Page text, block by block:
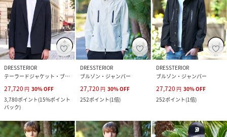
DRESSTERIOR
テーラードジャケット・ブレザー
27,720 円 30%OFF
3,780ポイント(15%ポイント
バック)
DRESSTERIOR
ブルゾン・ジャンパー
27,720 円 30%OFF
252ポイント(1倍)
DRESSTERIOR
ブルゾン・ジャンパー
27,720 円 30%OFF
252ポイント(1倍)